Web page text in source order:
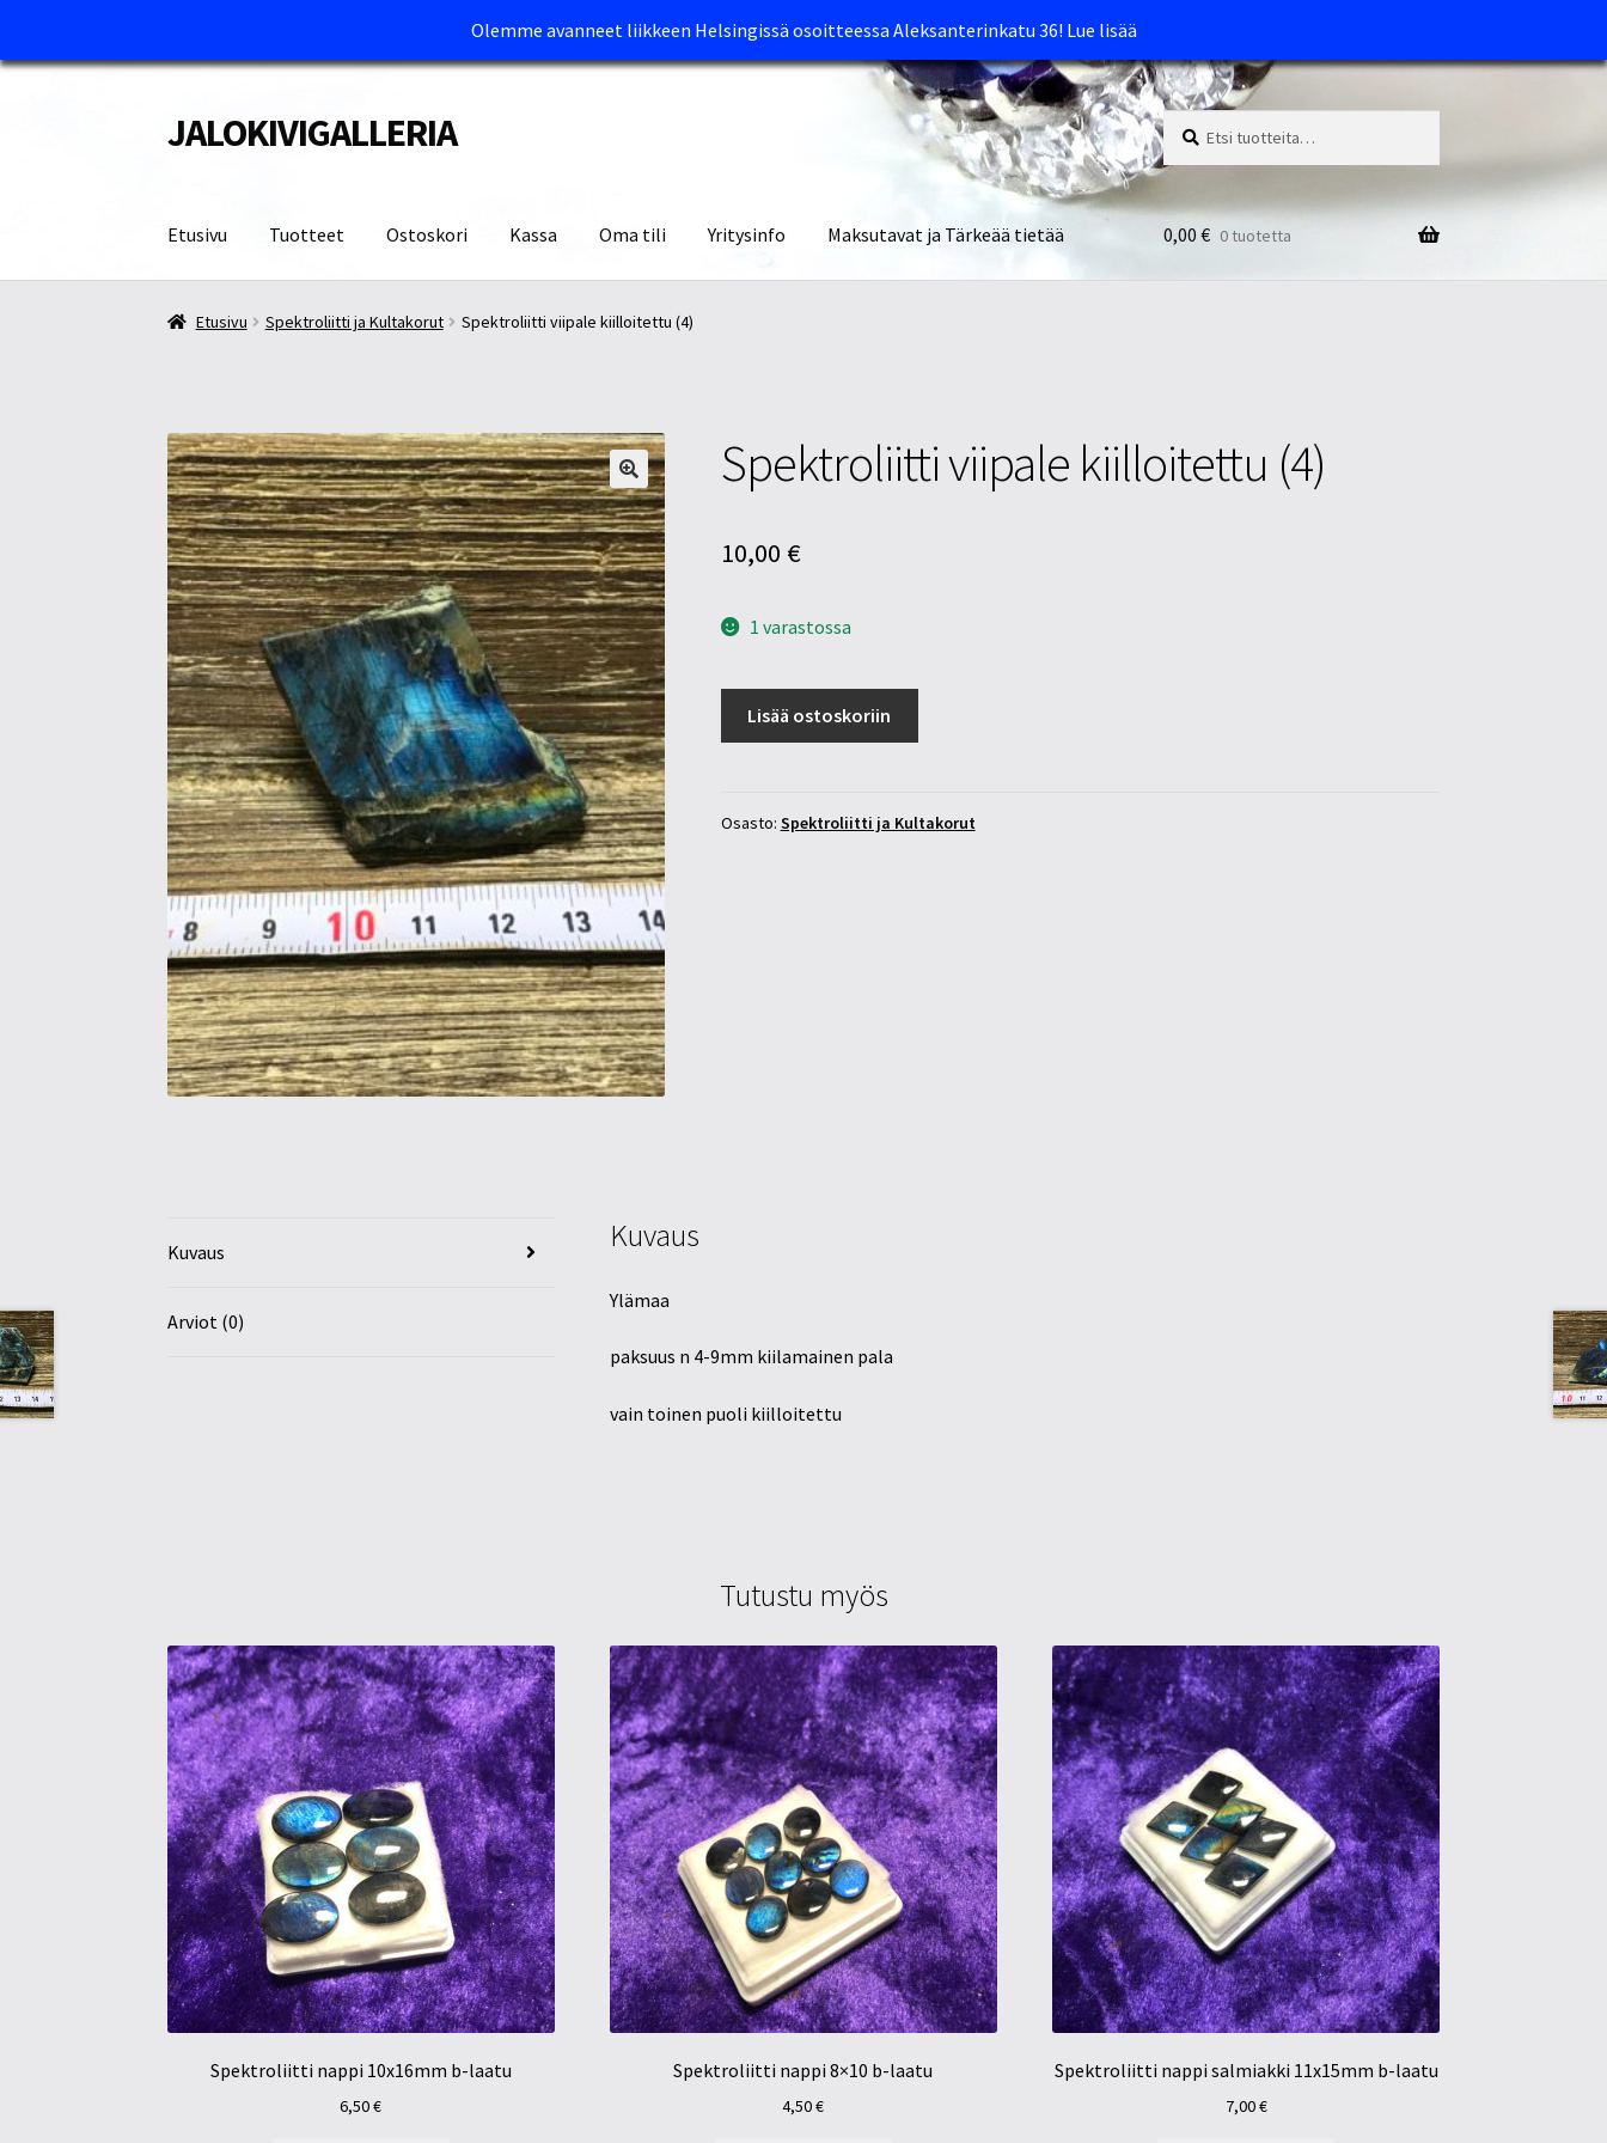
Olemme avanneet liikkeen Helsingissä osoitteessa Aleksanterinkatu 36! Lue lisää
Siirry
navigointiin
Siirry
sisältöön
JALOKIVIGALLERIA Etsi:
Haku
Etusivu Tuotteet Ostoskori Kassa Oma tili Yritysinfo Maksutavat ja Tärkeää tietää
Etusivu Kassa Maksutavat ja Tärkeää tietää Myymälät Oma tili Ostoskori
0,00 € 0 tuotetta
Etusivu Spektroliitti ja Kultakorut Spektroliitti viipale kiilloitettu (4)
Spektroliitti viipale kiilloitettu (4)
10,00 €
1 varastossa
määrä
Lisää ostoskoriin
Osasto: Spektroliitti ja Kultakorut
Kuvaus
Arviot (0)
Kuvaus
Ylämaa
paksuus n 4-9mm kiilamainen pala
vain toinen puoli kiilloitettu
Tutustu myös
Spektroliitti nappi 10x16mm b-laatu
6,50€
Spektroliitti nappi 8×10 b-laatu
4,50€
Spektroliitti nappi salmiakki 11x15mm b-laatu
7,00€